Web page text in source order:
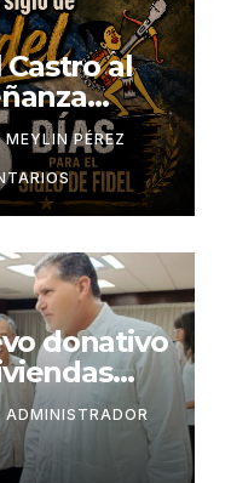
al
MEYLIN PÉREZ
donativo
a
ADMINISTRADOR